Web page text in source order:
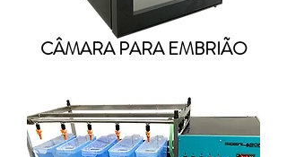
CÂMARA PARA EMBRIÃO